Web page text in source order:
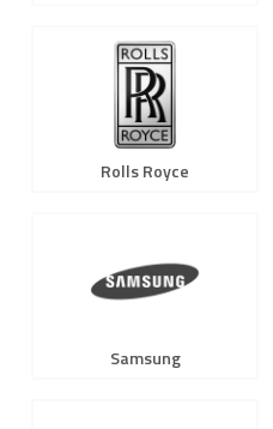
Rolls Royce
Samsung